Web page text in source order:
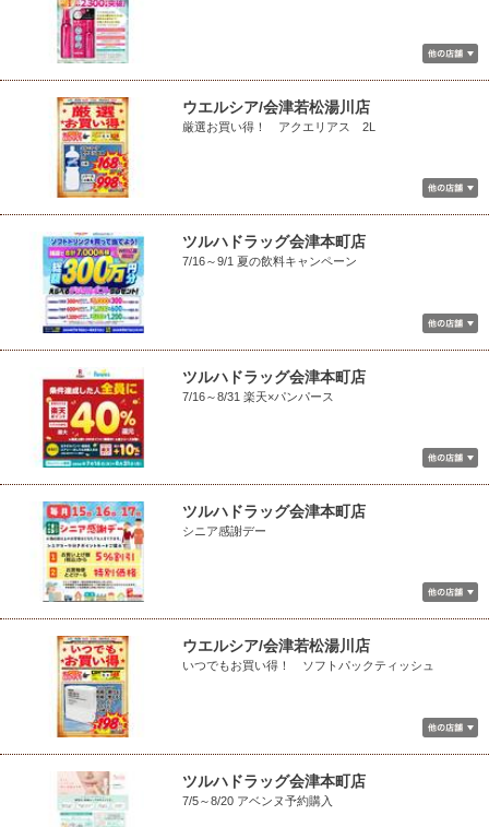
ウエルシア/会津若松湯川店
厳選お買い得！ アクエリアス 2L
ツルハドラッグ会津本町店
7/16～9/1 夏の飲料キャンペーン
ツルハドラッグ会津本町店
7/16～8/31 楽天×パンパース
ツルハドラッグ会津本町店
シニア感謝デー
ウエルシア/会津若松湯川店
いつでもお買い得！ ソフトパックティッシュ
ツルハドラッグ会津本町店
7/5～8/20 アベンヌ予約購入